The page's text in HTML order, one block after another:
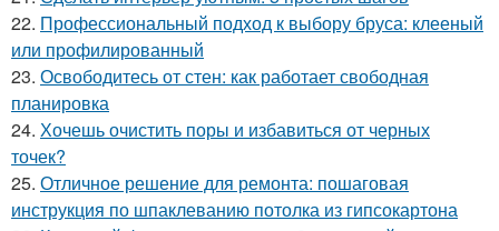
22. Профессиональный подход к выбору бруса: клееный
или профилированный
23. Освободитесь от стен: как работает свободная
планировка
24. Хочешь очистить поры и избавиться от черных
точек?
25. Отличное решение для ремонта: пошаговая
инструкция по шпаклеванию потолка из гипсокартона